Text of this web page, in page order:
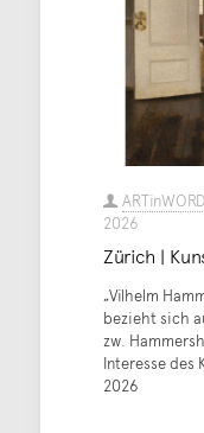
2026
Zürich |
„Vilhelm
bezieht sich
zw.
Interesse des
2026